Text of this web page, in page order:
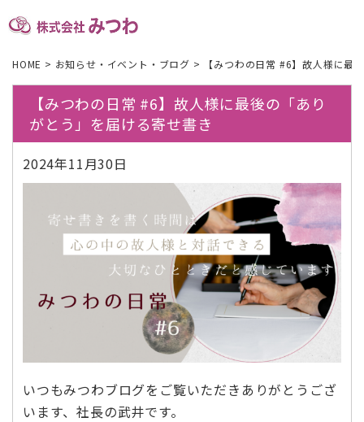
HOME > お知らせ・イベント・ブログ > 【みつわの日常 #6】故人様に最
【みつわの日常 #6】故人様に最後の「あり
がとう」を届ける寄せ書き
2024年11月30日
いつもみつわブログをご覧いただきありがとうござ
います、社長の武井です。